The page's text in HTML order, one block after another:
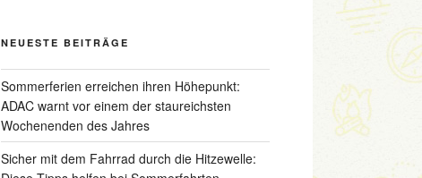
NEUESTE BEITRÄGE
Sommerferien erreichen ihren Höhepunkt:
ADAC warnt vor einem der staureichsten
Wochenenden des Jahres
Sicher mit dem Fahrrad durch die Hitzewelle: